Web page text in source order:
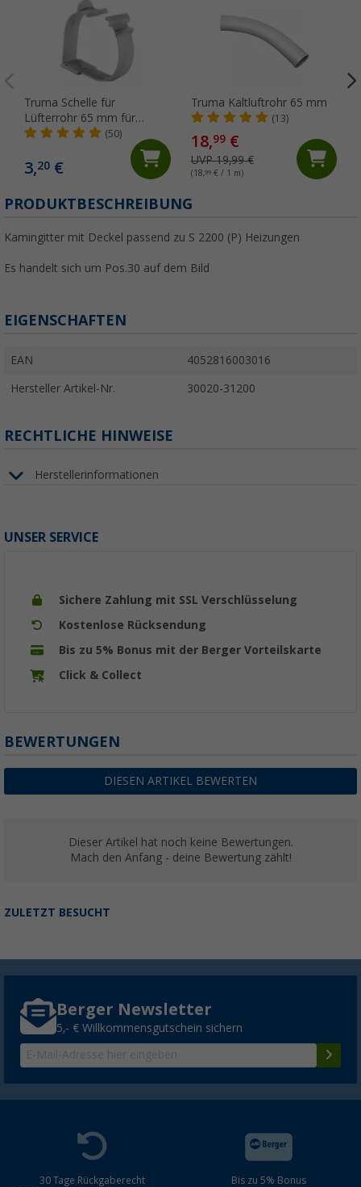
Truma Schelle für
Lüfterrohr 65 mm für
Truma Kaltluftrohre
(50)
3,20 €
Truma Kaltluftrohr 65 mm
(13)
18,99€
UVP 19,99 €
(18,99€ / 1 m)
PRODUKTBESCHREIBUNG
Kamingitter mit Deckel passend zu S 2200 (P) Heizungen
Es handelt sich um Pos.30 auf dem Bild
EIGENSCHAFTEN
EAN 4052816003016
Hersteller Artikel-Nr. 30020-31200
RECHTLICHE HINWEISE
Herstellerinformationen
UNSER SERVICE
Sichere Zahlung mit SSL Verschlüsselung
Kostenlose Rücksendung
Bis zu 5% Bonus mit der Berger Vorteilskarte
Click & Collect
BEWERTUNGEN
DIESEN ARTIKEL BEWERTEN
Dieser Artikel hat noch keine Bewertungen.
Mach den Anfang - deine Bewertung zählt!
ZULETZT BESUCHT
Berger Newsletter
5,- € Willkommensgutschein sichern
30 Tage Rückgaberecht
Bis zu 5% Bonus